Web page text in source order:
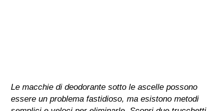
Le macchie di deodorante sotto le ascelle possono
essere un problema fastidioso, ma esistono metodi